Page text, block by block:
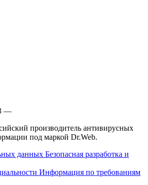
—
производитель антивирусных
под маркой Dr.Web.
данных Безопасная разработка и
Информация по требованиям